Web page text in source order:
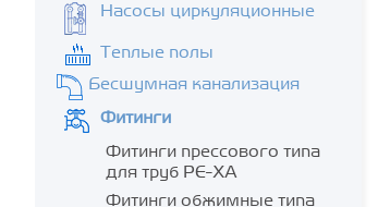
Насосы циркуляционные
Теплые полы
Бесшумная канализация
Фитинги
Фитинги прессового типа
для труб PE-XA
Фитинги обжимные типа